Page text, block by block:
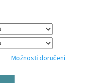
Možnosti doručení